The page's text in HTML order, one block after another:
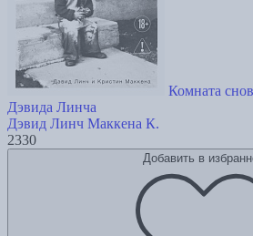
Комната
Дэвида Линча
Дэвид Линч Маккена К.
2330
Добавить в